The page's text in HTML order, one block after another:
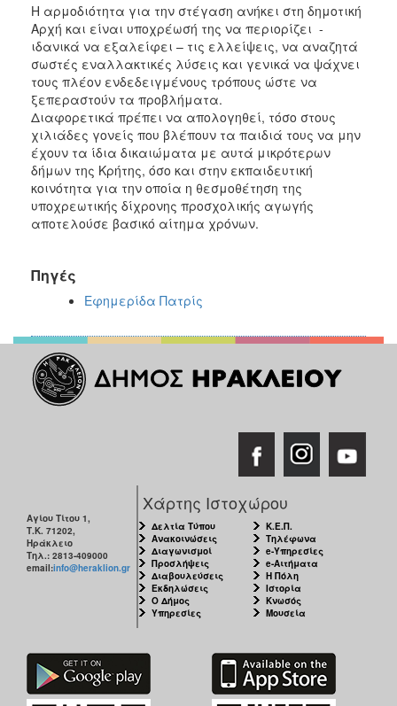
Η αρμοδιότητα για την στέγαση ανήκει στη δημοτική
Αρχή και είναι υποχρέωσή της να περιορίζει -
ιδανικά να εξαλείφει – τις ελλείψεις, να αναζητά
σωστές εναλλακτικές λύσεις και γενικά να ψάχνει
τους πλέον ενδεδειγμένους τρόπους ώστε να
ξεπεραστούν τα προβλήματα.
Διαφορετικά πρέπει να απολογηθεί, τόσο στους
χιλιάδες γονείς που βλέπουν τα παιδιά τους να μην
έχουν τα ίδια δικαιώματα με αυτά μικρότερων
δήμων της Κρήτης, όσο και στην εκπαιδευτική
κοινότητα για την οποία η θεσμοθέτηση της
υποχρεωτικής δίχρονης προσχολικής αγωγής
αποτελούσε βασικό αίτημα χρόνων.
Πηγές
Εφημερίδα Πατρίς
Αγίου Τίτου 1,
Τ.Κ. 71202,
Ηράκλειο
Τηλ.: 2813-409000
email:info@heraklion.gr
Χάρτης Ιστοχώρου
Δελτία Τύπου
Ανακοινώσεις
Διαγωνισμοί
Προσλήψεις
Διαβουλεύσεις
Εκδηλώσεις
Ο Δήμος
Υπηρεσίες
Κ.Ε.Π.
Τηλέφωνα
e-Υπηρεσίες
e-Αιτήματα
Η Πόλη
Ιστορία
Κνωσός
Μουσεία